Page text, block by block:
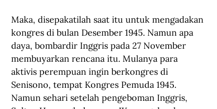
Maka, disepakatilah saat itu untuk mengadakan
kongres di bulan Desember 1945. Namun apa
daya, bombardir Inggris pada 27 November
membuyarkan rencana itu. Mulanya para
aktivis perempuan ingin berkongres di
Senisono, tempat Kongres Pemuda 1945.
Namun sehari setelah pengeboman Inggris,